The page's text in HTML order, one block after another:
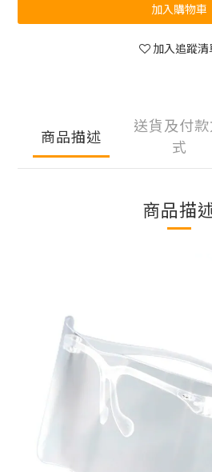
加入購物車
加入追蹤清
商品描述
送貨及付
式
商品描